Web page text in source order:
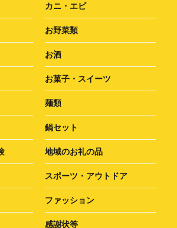
カニ・エビ
お野菜類
お酒
お菓子・スイーツ
麺類
鍋セット
地域のお礼の品
スポーツ・アウトドア
ファッション
感謝状等